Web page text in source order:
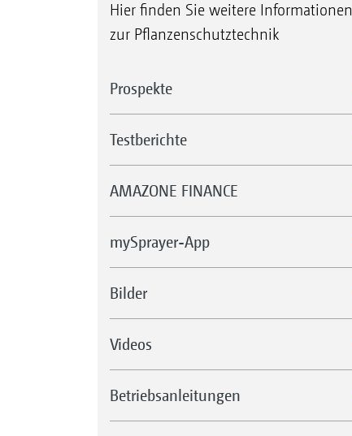
Hier finden Sie weitere Informationen
zur Pflanzenschutztechnik
Prospekte
Testberichte
AMAZONE FINANCE
mySprayer-App
Bilder
Videos
Betriebsanleitungen